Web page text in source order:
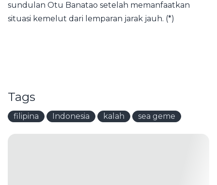
sundulan Otu Banatao setelah memanfaatkan
situasi kemelut dari lemparan jarak jauh. (*)
Tags
filipina Indonesia kalah sea geme